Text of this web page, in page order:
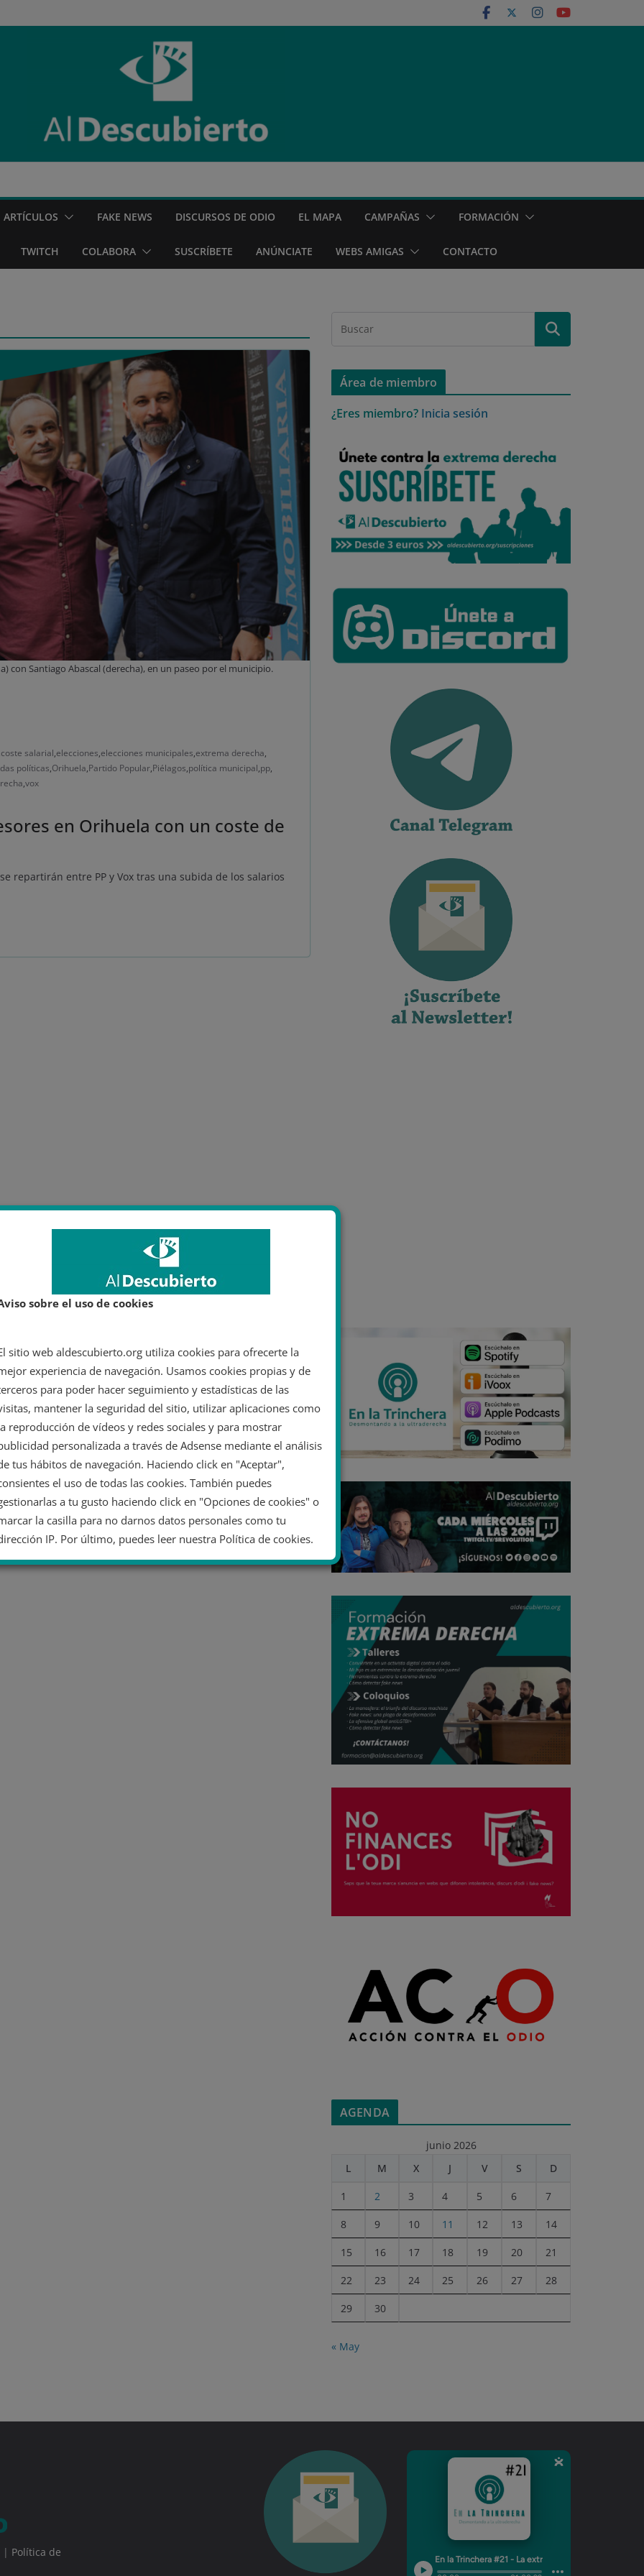
ARTÍCULOS FAKE NEWS DISCURSOS DE ODIO EL MAPA CAMPAÑAS FORMACIÓN
TWITCH COLABORA SUSCRÍBETE ANÚNCIATE WEBS AMIGAS CONTACTO
con Santiago Abascal (derecha), en un paseo por el municipio.
coste salarial,elecciones,elecciones municipales,extrema derecha,
políticas,Orihuela,Partido Popular,Piélagos,política municipal,pp,
,vox
en Orihuela con un coste de
repartirán entre PP y Vox tras una subida de los salarios
Área de miembro
¿Eres miembro? Inicia sesión
AGENDA
junio 2026
L
M X J V S D
1 2 3 4 5 6 7
8 9 10 11 12 13 14
15 16 17 18 19 20 21
22 23 24 25 26 27 28
29 30
« May
| Política de
sobre el uso de cookies
sitio web aldescubierto.org utiliza cookies para ofrecerte la
experiencia de navegación. Usamos cookies propias y de
para poder hacer seguimiento y estadísticas de las
mantener la seguridad del sitio, utilizar aplicaciones como
reproducción de vídeos y redes sociales y para mostrar
personalizada a través de Adsense mediante el análisis
tus hábitos de navegación. Haciendo click en "Aceptar",
el uso de todas las cookies. También puedes
a tu gusto haciendo click en "Opciones de cookies" o
la casilla para no darnos datos personales como tu
IP. Por último, puedes leer nuestra Política de cookies.